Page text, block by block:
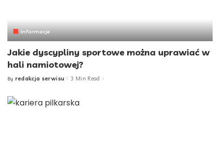
Informacje
Jakie dyscypliny sportowe można uprawiać w
hali namiotowej?
Posted
By redakcja serwisu 3 Min Read